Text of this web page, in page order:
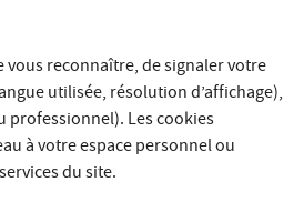
vous reconnaître, de signaler votre
utilisée, résolution d’affichage),
professionnel). Les cookies
à votre espace personnel ou
du site.